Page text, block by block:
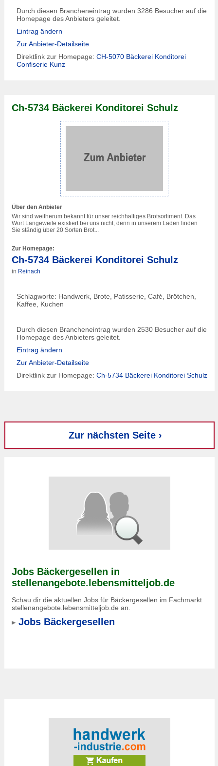
Durch diesen Brancheneintrag wurden 3286 Besucher auf die
Homepage des Anbieters geleitet.
Eintrag ändern
Zur Anbieter-Detailseite
Direktlink zur Homepage: CH-5070 Bäckerei Konditorei
Confiserie Kunz
Ch-5734 Bäckerei Konditorei Schulz
Über den Anbieter
Wir sind weitherum bekannt für unser reichhaltiges Brotsortiment. Das
Wort Langeweile existiert bei uns nicht, denn in unserem Laden finden
Sie ständig über 20 Sorten Brot...
Zur Homepage:
Ch-5734 Bäckerei Konditorei Schulz
in Reinach
Schlagworte: Handwerk, Brote, Patisserie, Café, Brötchen,
Kaffee, Kuchen
Durch diesen Brancheneintrag wurden 2530 Besucher auf die
Homepage des Anbieters geleitet.
Eintrag ändern
Zur Anbieter-Detailseite
Direktlink zur Homepage: Ch-5734 Bäckerei Konditorei Schulz
Zur nächsten Seite ›
Jobs Bäckergesellen in
stellenangebote.lebensmitteljob.de
Schau dir die aktuellen Jobs für Bäckergesellen im Fachmarkt
stellenangebote.lebensmitteljob.de an.
Jobs Bäckergesellen